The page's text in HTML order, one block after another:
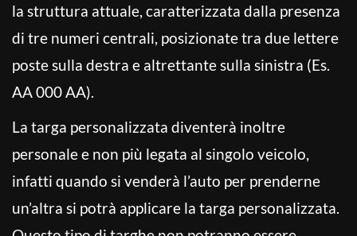
la struttura attuale, caratterizzata dalla presenza
di tre numeri centrali, posizionate tra due lettere
poste sulla destra e altrettante sulla sinistra (Es.
AA 000 AA).
La targa personalizzata diventerà inoltre
personale e non più legata al singolo veicolo,
infatti quando si venderà l’auto per prenderne
un’altra si potrà applicare la targa personalizzata.